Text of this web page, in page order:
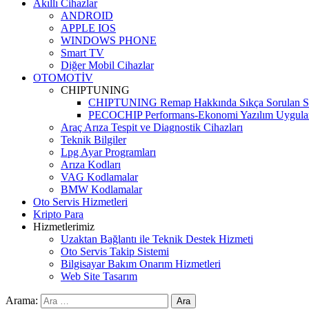
Akıllı Cihazlar
ANDROID
APPLE IOS
WINDOWS PHONE
Smart TV
Diğer Mobil Cihazlar
OTOMOTİV
CHIPTUNING
CHIPTUNING Remap Hakkında Sıkça Sorulan
PECOCHIP Performans-Ekonomi Yazılım
Araç Arıza Tespit ve Diagnostik Cihazları
Teknik Bilgiler
Lpg Ayar Programları
Arıza Kodları
VAG Kodlamalar
BMW Kodlamalar
Oto Servis Hizmetleri
Kripto Para
Hizmetlerimiz
Uzaktan Bağlantı ile Teknik Destek Hizmeti
Oto Servis Takip Sistemi
Bilgisayar Bakım Onarım Hizmetleri
Web Site Tasarım
Arama: